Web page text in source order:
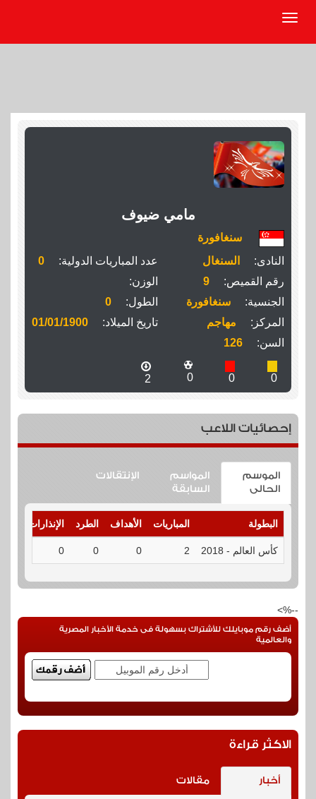
مامي ضيوف
سنغافورة
النادى:
السنغال عدد المباريات الدولية:
0
رقم القميص:
9
الوزن:
الجنسية:
سنغافورة الطول:
0
المركز:
مهاجم تاريخ الميلاد:
01/01/1900
السن:
126
0
0
0
2
إحصائيات اللاعب
الموسم
الحالى
المواسم
السابقة
الإنتقالات
البطولة المباريات الأهداف الطرد الإنذارات
كأس العالم - 2018 2
0
0
0
--%>
أضف رقم موبايلك للأشتراك بسهولة فى خدمة الأخبار المصرية
والعالمية
الاكثر قراءة
أخبار مقالات